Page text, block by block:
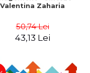
Valentina Zaharia
50,74 Lei
43,13 Lei